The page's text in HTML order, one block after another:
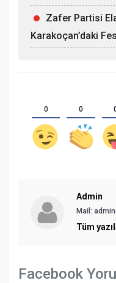
Zafer Partisi
Karakoçan’daki
0 0
Admin
Mail:
Tüm
Facebook